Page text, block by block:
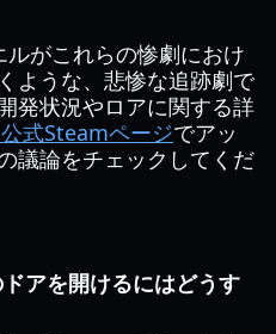
がこれらの惨劇におけ
ような、悲惨な追跡劇で
発状況やロアに関する詳
式Steamページでアッ
議論をチェックしてくだ
アを開けるにはどうす